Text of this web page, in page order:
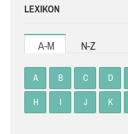
LEXIKON
A-M N-Z
A B C D
H I J K